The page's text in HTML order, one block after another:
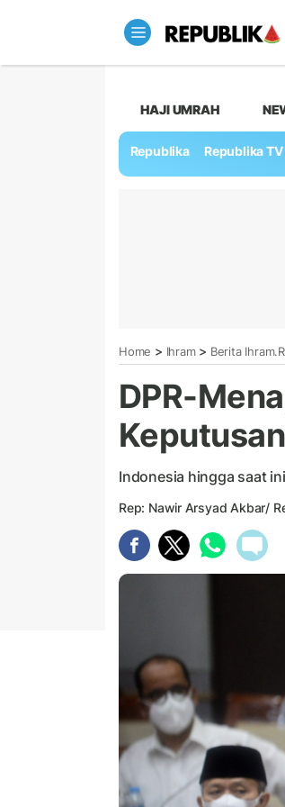
HAJI UMRAH
Republika Republika TV
Home > Ihram> Berita
DPR-
Indonesia hingga saat
Rep: Nawir Arsyad Akbar/